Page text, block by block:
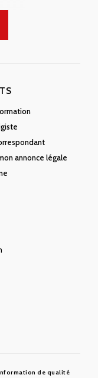
annonce légale
de qualité